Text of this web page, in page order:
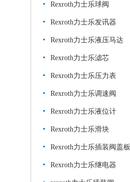
Rexroth力士乐球阀
Rexroth力士乐发讯器
Rexroth力士乐液压马达
Rexroth力士乐滤芯
Rexroth力士乐压力表
Rexroth力士乐调速阀
Rexroth力士乐液位计
Rexroth力士乐滑块
Rexroth力士乐插装阀盖板
Rexroth力士乐继电器